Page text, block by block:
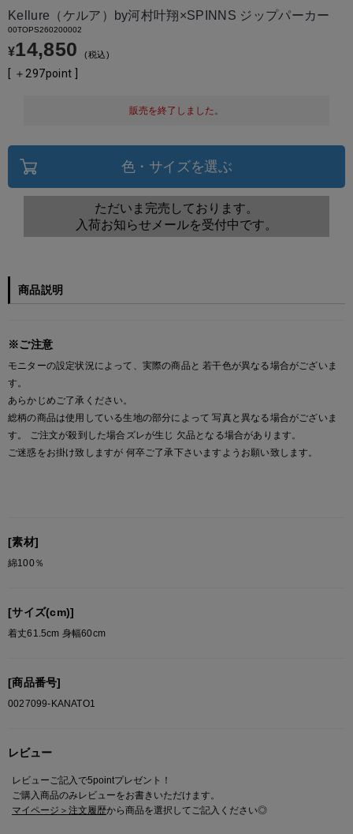
Kellure（ケルア）by河村叶翔×SPINNS ジップパーカー
00TOPS260200002
¥14,850 税込
[ ＋ 297point ]
販売を終了しました。
色・サイズを選ぶ
ただいま完売しております。
入荷お知らせメールを受付中です。
商品説明
※ご注意
モニターの設定状況によって、実際の商品と 若干色が異なる場合がございま
す。
あらかじめご了承ください。
総柄の商品は使用している生地の部分によって 写真と異なる場合がございま
す。 ご注文が殺到した場合ズレが生じ 欠品となる場合があります。
ご迷惑をお掛け致しますが 何卒ご了承下さいますようお願い致します。
[素材]
綿100％
[サイズ(cm)]
着丈61.5cm 身幅60cm
[商品番号]
0027099-KANATO1
レビュー
レビューご記入で5pointプレゼント！
ご購入商品のみレビューをお書きいただけます。
マイページ＞注文履歴から商品を選択してご記入ください◎